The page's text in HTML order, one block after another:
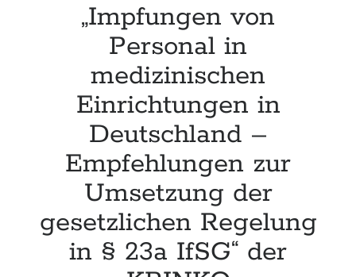
Gefäßkathetern
ausgehen
–
Periphervenöse
Verweilkanülen
&
arterielle
Katheter“
der
KRINKO
„Impfungen von
Personal in
medizinischen
Einrichtungen in
Deutschland –
Empfehlungen zur
Umsetzung der
gesetzlichen Regelung
in § 23a IfSG“ der